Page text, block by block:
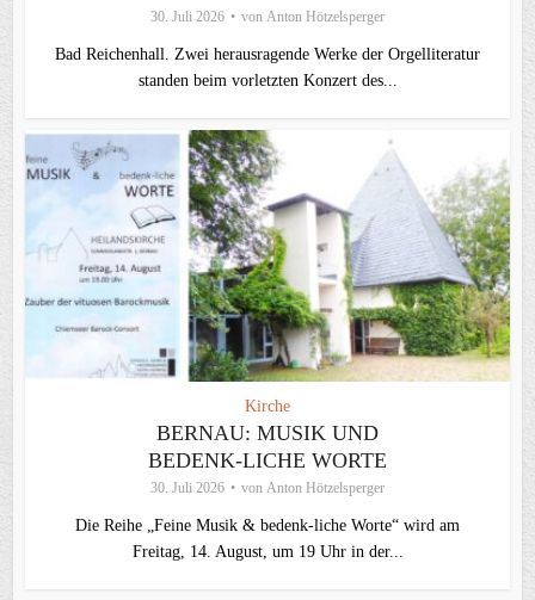
30. Juli 2026 von Anton Hötzelsperger
Bad Reichenhall. Zwei herausragende Werke der Orgelliteratur
standen beim vorletzten Konzert des...
Kirche
BERNAU: MUSIK UND
BEDENK-LICHE WORTE
30. Juli 2026 von Anton Hötzelsperger
Die Reihe „Feine Musik & bedenk-liche Worte“ wird am
Freitag, 14. August, um 19 Uhr in der...